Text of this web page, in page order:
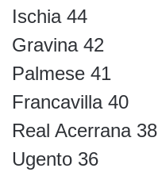
Ischia 44
Gravina 42
Palmese 41
Francavilla 40
Real Acerrana 38
Ugento 36